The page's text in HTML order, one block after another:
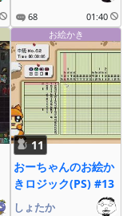
68
01:40
お絵かき
11
おーちゃんのお絵か
きロジック(PS) #13
しょたか